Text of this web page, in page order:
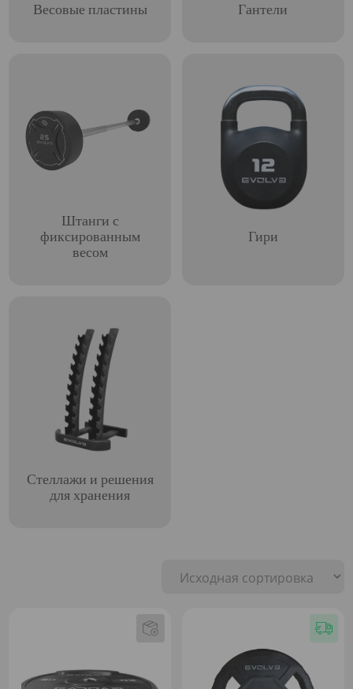
Весовые пластины Гантели
Штанги с
фиксированным
весом
Гири
Стеллажи и решения
для хранения